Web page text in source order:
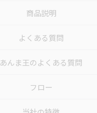
商品説明
よくある質問
あんま王のよくある質問
フロー